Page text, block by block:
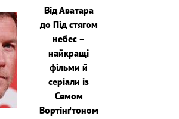
Від Аватара
до Під стягом
небес –
найкращі
фільми й
серіали із
Семом
Вортінґтоном